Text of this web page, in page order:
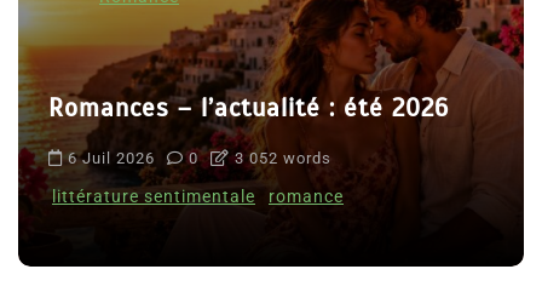
Romances – l’actualité : été 2026
6 Juil 2026 0 3 052 words
littérature sentimentale romance